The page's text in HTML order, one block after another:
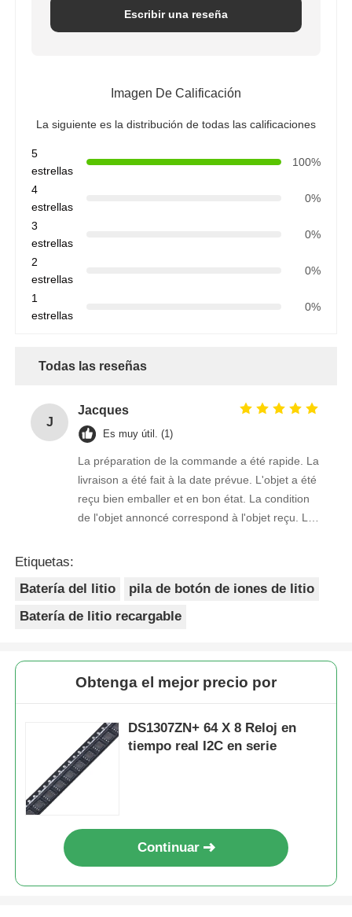
Escribir una reseña
Imagen De Calificación
La siguiente es la distribución de todas las calificaciones
5
estrellas
100%
4
estrellas
0%
3
estrellas
0%
2
estrellas
0%
1
estrellas
0%
Todas las reseñas
J
Jacques
Es muy útil. (1)
La préparation de la commande a été rapide. La
livraison a été fait à la date prévue. L'objet a été
reçu bien emballer et en bon état. La condition
de l'objet annoncé correspond à l'objet reçu. Le
Etiquetas:
Batería del litio
pila de botón de iones de litio
Batería de litio recargable
Obtenga el mejor precio por
DS1307ZN+ 64 X 8 Reloj en
tiempo real I2C en serie
Continuar